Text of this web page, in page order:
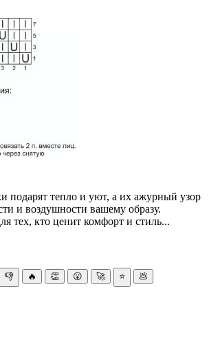
подарят тепло и уют, а их ажурный узор
и воздушности вашему образу.
тех, кто ценит комфорт и стиль...
👎 🔥 👏 😮 🚀 ⭐ 💩